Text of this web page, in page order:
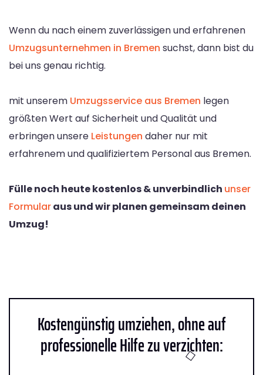
Wenn du nach einem zuverlässigen und erfahrenen
Umzugsunternehmen in Bremen suchst, dann bist du
bei uns genau richtig.
mit unserem Umzugsservice aus Bremen legen
größten Wert auf Sicherheit und Qualität und
erbringen unsere Leistungen daher nur mit
erfahrenem und qualifiziertem Personal aus Bremen.
Fülle noch heute kostenlos & unverbindlich unser
Formularaus und wir planen gemeinsam deinen
Umzug!
Kostengünstig umziehen, ohne auf
professionelle Hilfe zu verzichten: